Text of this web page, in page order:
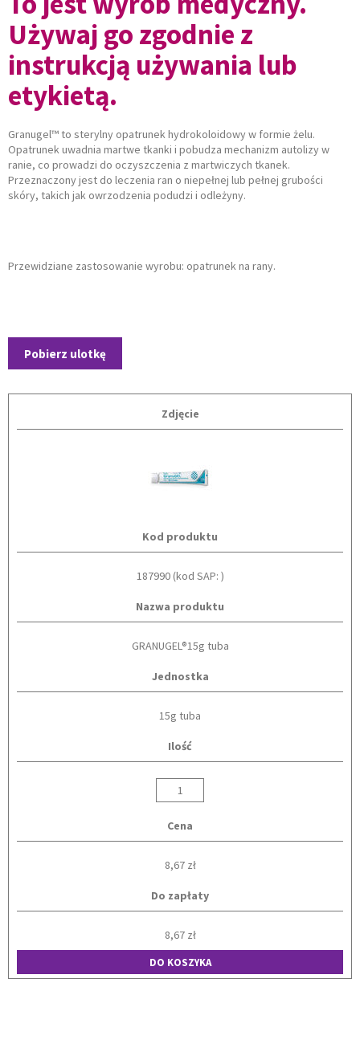
Używaj go zgodnie z
instrukcją używania lub
etykietą.
Granugel™ to sterylny opatrunek hydrokoloidowy w formie żelu.
Opatrunek uwadnia martwe tkanki i pobudza mechanizm autolizy w
ranie, co prowadzi do oczyszczenia z martwiczych tkanek.
Przeznaczony jest do leczenia ran o niepełnej lub pełnej grubości
skóry, takich jak owrzodzenia podudzi i odleżyny.
Przewidziane zastosowanie wyrobu: opatrunek na rany.
Pobierz ulotkę
Zdjęcie
Kod produktu
187990 (kod SAP: )
Nazwa produktu
GRANUGEL®15g tuba
Jednostka
15g tuba
Ilość
Cena
8,67 zł
Do zapłaty
8,67 zł
DO KOSZYKA